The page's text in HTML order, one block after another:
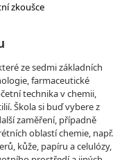
zkoušce
ze sedmi základních
farmaceutické
technika v chemii,
Škola si buď vybere z
zaměření, případně
oblastí chemie, např.
kůže, papíru a celulózy,